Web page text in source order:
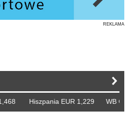
REKLAMA
EUR 1,229 WB GBP